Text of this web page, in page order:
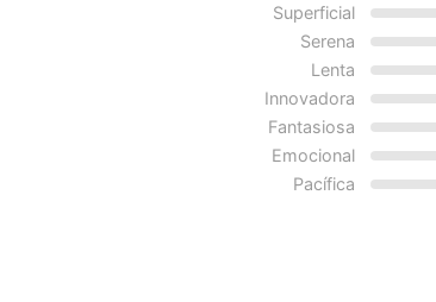
Superficial
Serena
Lenta
Innovadora
Fantasiosa
Emocional
Pacífica